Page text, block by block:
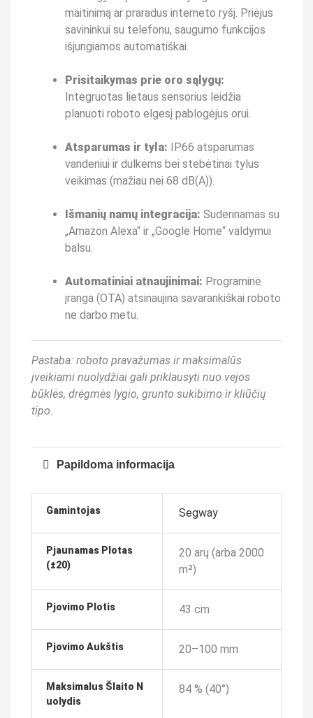
maitinimą ar praradus interneto ryšį. Priėjus
savininkui su telefonu, saugumo funkcijos
išjungiamos automatiškai.
Prisitaikymas prie oro sąlygų:
Integruotas lietaus sensorius leidžia
planuoti roboto elgesį pablogėjus orui.
Atsparumas ir tyla: IP66 atsparumas
vandeniui ir dulkėms bei stebėtinai tylus
veikimas (mažiau nei 68 dB(A)).
Išmanių namų integracija: Suderinamas su
„Amazon Alexa“ ir „Google Home“ valdymui
balsu.
Automatiniai atnaujinimai: Programinė
įranga (OTA) atsinaujina savarankiškai roboto
ne darbo metu.
Pastaba: roboto pravažumas ir maksimalūs
įveikiami nuolydžiai gali priklausyti nuo vejos
būklės, drėgmės lygio, grunto sukibimo ir kliūčių
tipo.
Papildoma informacija
Gamintojas Segway
Pjaunamas Plotas
(±20)
20 arų (arba 2000
m²)
Pjovimo Plotis 43 cm
Pjovimo Aukštis 20–100 mm
Maksimalus Šlaito N
Uolydis
84 % (40°)